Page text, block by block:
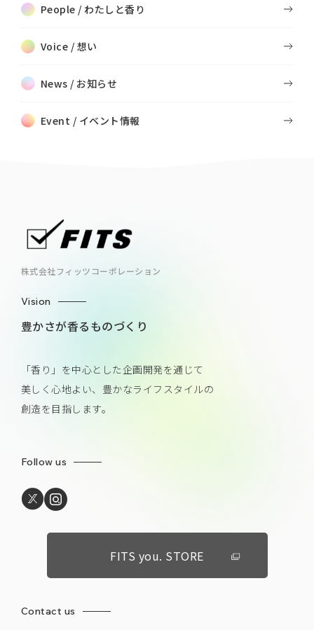
People / わたしと香り
Voice / 想い
News / お知らせ
Event / イベント情報
株式会社フィッツコーポレーション
Vision
豊かさが香るものづくり
「香り」を中心とした企画開発を通じて
美しく心地よい、豊かなライフスタイルの
創造を目指します。
Follow us
FITS you. STORE
Contact us